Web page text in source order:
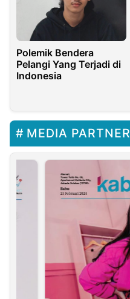
Polemik Bendera
Pelangi Yang Terjadi di
Indonesia
MEDIA PARTNER